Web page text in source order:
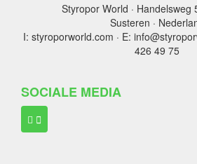
Styropor World · Handelsweg
Susteren ·
I: styroporworld.com · E:
426 49 75
SOCIALE MEDIA